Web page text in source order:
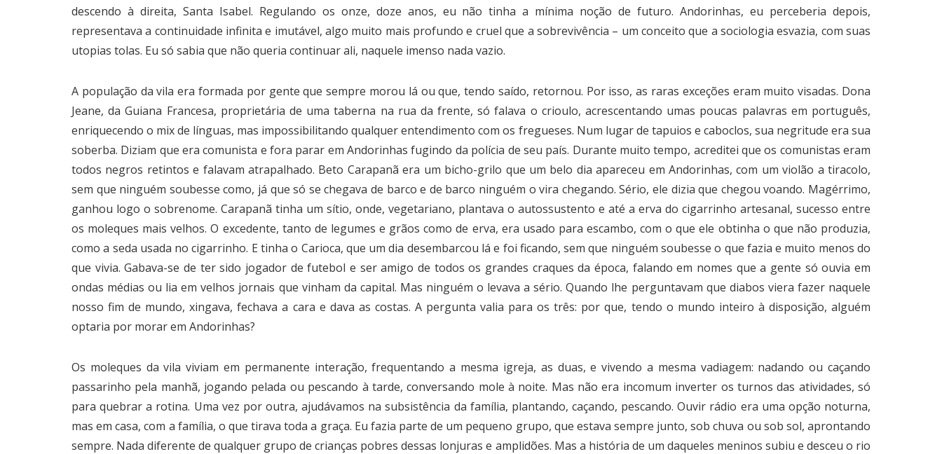
descendo à direita, Santa Isabel. Regulando os onze, doze anos, eu não tinha a mínima noção de futuro. Andorinhas, eu perceberia depois,
representava a continuidade infinita e imutável, algo muito mais profundo e cruel que a sobrevivência – um conceito que a sociologia esvazia, com suas
utopias tolas. Eu só sabia que não queria continuar ali, naquele imenso nada vazio.
A população da vila era formada por gente que sempre morou lá ou que, tendo saído, retornou. Por isso, as raras exceções eram muito visadas. Dona
Jeane, da Guiana Francesa, proprietária de uma taberna na rua da frente, só falava o crioulo, acrescentando umas poucas palavras em português,
enriquecendo o mix de línguas, mas impossibilitando qualquer entendimento com os fregueses. Num lugar de tapuios e caboclos, sua negritude era sua
soberba. Diziam que era comunista e fora parar em Andorinhas fugindo da polícia de seu país. Durante muito tempo, acreditei que os comunistas eram
todos negros retintos e falavam atrapalhado. Beto Carapanã era um bicho-grilo que um belo dia apareceu em Andorinhas, com um violão a tiracolo,
sem que ninguém soubesse como, já que só se chegava de barco e de barco ninguém o vira chegando. Sério, ele dizia que chegou voando. Magérrimo,
ganhou logo o sobrenome. Carapanã tinha um sítio, onde, vegetariano, plantava o autossustento e até a erva do cigarrinho artesanal, sucesso entre
os moleques mais velhos. O excedente, tanto de legumes e grãos como de erva, era usado para escambo, com o que ele obtinha o que não produzia,
como a seda usada no cigarrinho. E tinha o Carioca, que um dia desembarcou lá e foi ficando, sem que ninguém soubesse o que fazia e muito menos do
que vivia. Gabava-se de ter sido jogador de futebol e ser amigo de todos os grandes craques da época, falando em nomes que a gente só ouvia em
ondas médias ou lia em velhos jornais que vinham da capital. Mas ninguém o levava a sério. Quando lhe perguntavam que diabos viera fazer naquele
nosso fim de mundo, xingava, fechava a cara e dava as costas. A pergunta valia para os três: por que, tendo o mundo inteiro à disposição, alguém
optaria por morar em Andorinhas?
Os moleques da vila viviam em permanente interação, frequentando a mesma igreja, as duas, e vivendo a mesma vadiagem: nadando ou caçando
passarinho pela manhã, jogando pelada ou pescando à tarde, conversando mole à noite. Mas não era incomum inverter os turnos das atividades, só
para quebrar a rotina. Uma vez por outra, ajudávamos na subsistência da família, plantando, caçando, pescando. Ouvir rádio era uma opção noturna,
mas em casa, com a família, o que tirava toda a graça. Eu fazia parte de um pequeno grupo, que estava sempre junto, sob chuva ou sob sol, aprontando
sempre. Nada diferente de qualquer grupo de crianças pobres dessas lonjuras e amplidões. Mas a história de um daqueles meninos subiu e desceu o rio